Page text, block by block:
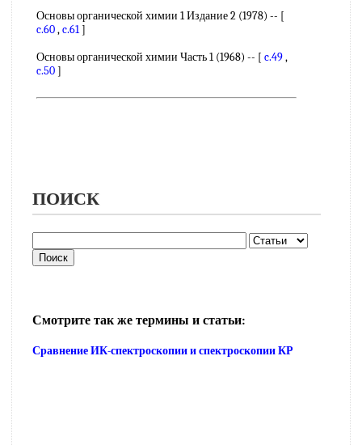
Основы органической химии 1 Издание 2 (1978) -- [
c.60,c.61]
Основы органической химии Часть 1 (1968) -- [ c.49,
c.50]
ПОИСК
Смотрите так же термины и статьи:
Сравнение ИК-спектроскопии и спектроскопии КР